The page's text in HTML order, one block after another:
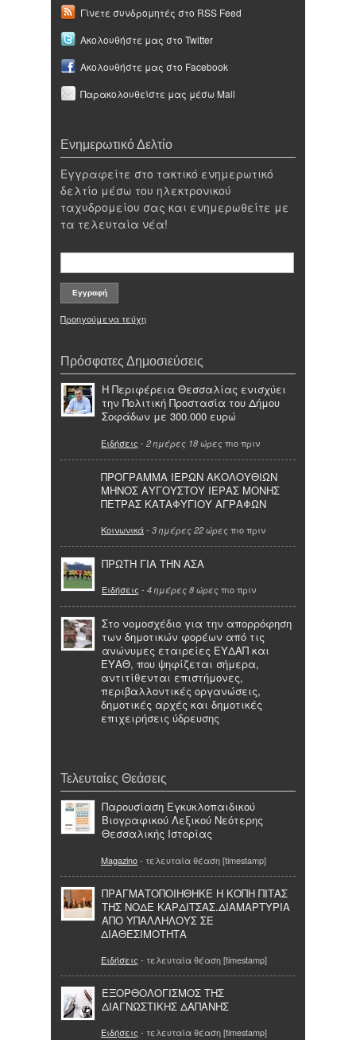
Γίνετε συνδρομητές στο RSS Feed
Ακολουθήστε μας στο Twitter
Ακολουθήστε μας στο Facebook
Παρακολουθείστε μας μέσω Mail
Ενημερωτικό Δελτίο
Εγγραφείτε στο τακτικό ενημερωτικό
δελτίο μέσω του ηλεκτρονικού
ταχυδρομείου σας και ενημερωθείτε με
τα τελευταία νέα!
Προηγούμενα τεύχη
Πρόσφατες Δημοσιεύσεις
Η Περιφέρεια Θεσσαλίας ενισχύει
την Πολιτική Προστασία του Δήμου
Σοφάδων με 300.000 ευρώ
Ειδήσεις - 2 ημέρες 18 ώρες πιο πριν
ΠΡΟΓΡΑΜΜΑ ΙΕΡΩΝ ΑΚΟΛΟΥΘΙΩΝ
ΜΗΝΟΣ ΑΥΓΟΥΣΤΟΥ ΙΕΡΑΣ ΜΟΝΗΣ
ΠΕΤΡΑΣ ΚΑΤΑΦΥΓΙΟΥ ΑΓΡΑΦΩΝ
Κοινωνικά- 3 ημέρες 22 ώρες πιο πριν
ΠΡΩΤΗ ΓΙΑ ΤΗΝ ΑΣΑ
Ειδήσεις - 4 ημέρες 8 ώρες πιο πριν
Στο νομοσχέδιο για την απορρόφηση
των δημοτικών φορέων από τις
ανώνυμες εταιρείες ΕΥΔΑΠ και
ΕΥΑΘ, που ψηφίζεται σήμερα,
αντιτίθενται επιστήμονες,
περιβαλλοντικές οργανώσεις,
δημοτικές αρχές και δημοτικές
επιχειρήσεις ύδρευσης
Τελευταίες Θεάσεις
Παρουσίαση Εγκυκλοπαιδικού
Βιογραφικού Λεξικού Νεότερης
Θεσσαλικής Ιστορίας
Magazino- τελευταία θέαση [timestamp]
ΠΡΑΓΜΑΤΟΠΟΙΗΘΗΚΕ Η ΚΟΠΗ ΠΙΤΑΣ
ΤΗΣ ΝΟΔΕ ΚΑΡΔΙΤΣΑΣ.ΔΙΑΜΑΡΤΥΡΙΑ
ΑΠΟ ΥΠΑΛΛΗΛΟΥΣ ΣΕ
ΔΙΑΘΕΣΙΜΟΤΗΤΑ
Ειδήσεις - τελευταία θέαση [timestamp]
ΕΞΟΡΘΟΛΟΓΙΣΜΟΣ ΤΗΣ
ΔΙΑΓΝΩΣΤΙΚΗΣ ΔΑΠΑΝΗΣ
Ειδήσεις - τελευταία θέαση [timestamp]